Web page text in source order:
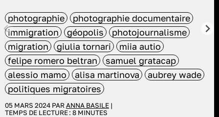
photographie
photographie documentaire
immigration
géopolis
photojournalisme
migration
giulia tornari
miia autio
felipe romero beltran
samuel gratacap
alessio mamo
alisa martinova
aubrey wade
politiques migratoires
05 MARS 2024 PARANNA BASILE |
TEMPS DE LECTURE : 8 MINUTES